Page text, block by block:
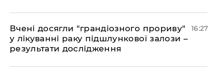
Вчені досягли "грандіозного прориву"
у лікуванні раку підшлункової залози –
результати дослідження
16:27